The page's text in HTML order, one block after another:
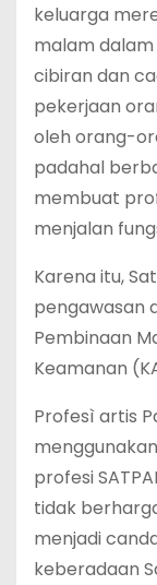
keluarga
malam
cibiran dan
pekerjaan
oleh orang-
padahal
membuat
menjalan
Karena itu,
pengawasan
Pembinaan
Keamanan
Profesì artis
profesi
tidak
menjadi
keberadaan